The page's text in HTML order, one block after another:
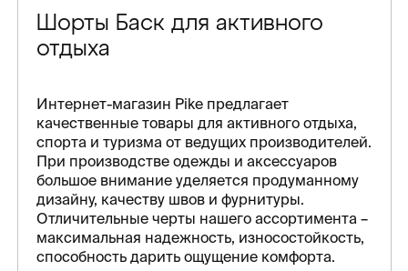
Шорты Баск для активного
отдыха
Интернет-магазин Pike предлагает
качественные товары для активного отдыха,
спорта и туризма от ведущих производителей.
При производстве одежды и аксессуаров
большое внимание уделяется продуманному
дизайну, качеству швов и фурнитуры.
Отличительные черты нашего ассортимента –
максимальная надежность, износостойкость,
способность дарить ощущение комфорта.